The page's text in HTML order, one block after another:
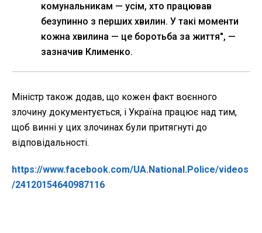
комунальникам — усім, хто працював
безупинно з перших хвилин. У такі моменти
кожна хвилина — це боротьба за життя", —
зазначив Клименко.
Міністр також додав, що кожен факт воєнного
злочину документується, і Україна працює над тим,
щоб винні у цих злочинах були притягнуті до
відповідальності.
https://www.facebook.com/UA.National.Police/videos
/24120154640987116